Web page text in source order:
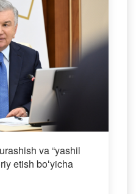
va “yashil
etish boʻyicha